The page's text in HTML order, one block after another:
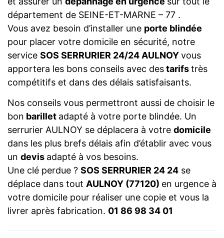
département de SEINE-ET-MARNE – 77 .
Vous avez besoin d’installer une porte blindée
pour placer votre domicile en sécurité, notre
service SOS SERRURIER 24/24 AULNOYvous
apportera les bons conseils avec destarifstrès
compétitifs et dans des délais satisfaisants.
Nos conseils vous permettront aussi de choisir le
bon barillet adapté à votre porte blindée. Un
serrurier AULNOY se déplacera à votre domicile
dans les plus brefs délais afin d’établir avec vous
un devis adapté à vos besoins.
Une clé perdue ? SOS SERRURIER 24 24 se
déplace dans tout AULNOY (77120) en urgence à
votre domicile pour réaliser une copie et vous la
livrer après fabrication. 01 86 98 34 01